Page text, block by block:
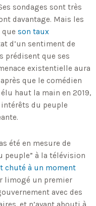
sondages sont très
davantage. Mais les
son taux
d’un sentiment de
prédisent que ses
existentielle aura
que le comédien
haut la main en 2019,
du peuple
été en mesure de
peuple” à la télévision
chuté à un moment
limogé un premier
avec des